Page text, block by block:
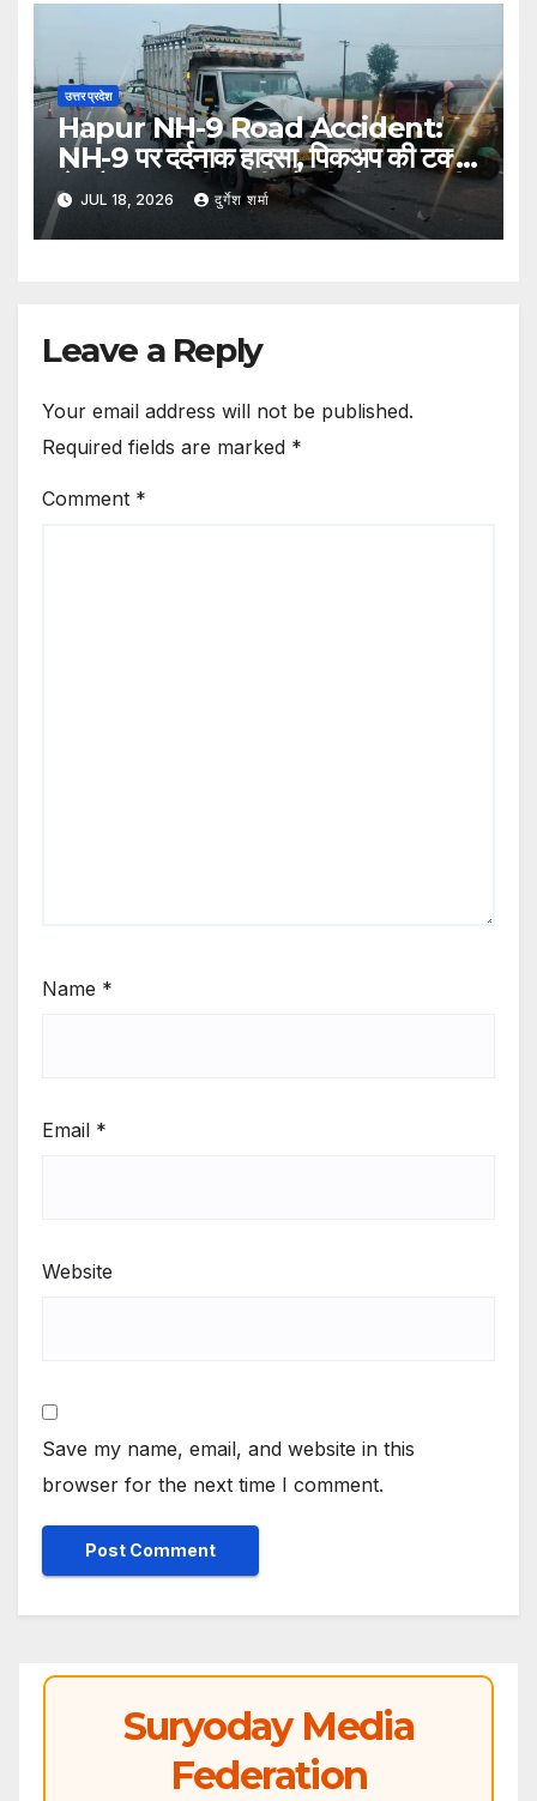
उत्तर प्रदेश
Hapur NH-9 Road Accident:
NH-9 पर दर्दनाक हादसा, पिकअप की टक्कर
से ट्रैक्टर-ट्रॉली पलटी; दो की मौत, एक गंभीर
घायल
JUL 18, 2026 दुर्गेश शर्मा
Leave a Reply
Your email address will not be published.
Required fields are marked *
Comment *
Name *
Email *
Website
Save my name, email, and website in this
browser for the next time I comment.
Suryoday Media
Federation